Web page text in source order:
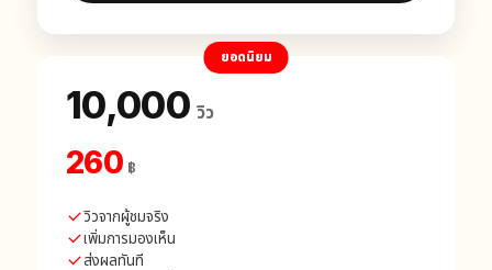
ยอดนิยม
10,000วิว
260 ฿
วิวจากผู้ชมจริง
เพิ่มการมองเห็น
ส่งผลทันที